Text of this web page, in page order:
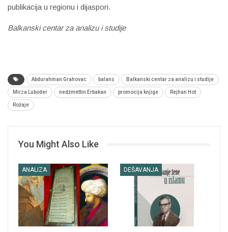
publikacija u regionu i dijaspori.
Balkanski centar za analizu i studije
Abdurahman Grahovac balans Balkanski centar za analizu i studije
Mirza Luboder nedžmettin Erbakan promocija knjige Rejhan Hot
Rožaje
You Might Also Like
ANALIZA DEŠAVANJA